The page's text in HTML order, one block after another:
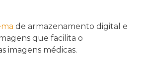
de armazenamento digital e
que facilita o
imagens médicas.